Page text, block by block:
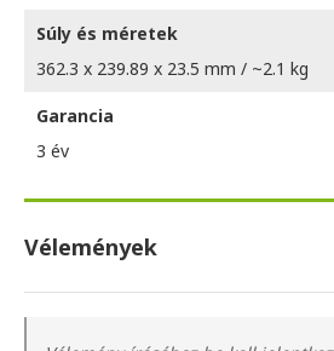
Súly és méretek
362.3 x 239.89 x 23.5 mm / ~2.1 kg
Garancia
3 év
Vélemények